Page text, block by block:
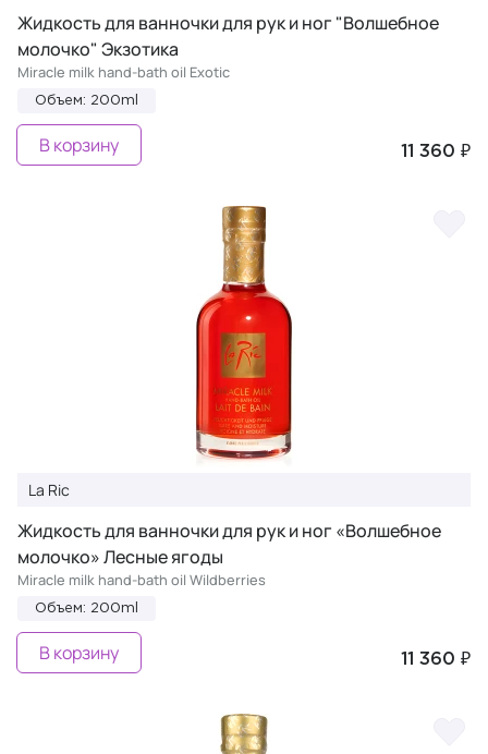
Жидкость для ванночки для рук и ног "Волшебное
молочко" Экзотика
Miracle milk hand-bath oil Exotic
Объем: 200ml
11 360 ₽
В корзину
La Ric
Жидкость для ванночки для рук и ног «Волшебное
молочко» Лесные ягоды
Miracle milk hand-bath oil Wildberries
Объем: 200ml
11 360 ₽
В корзину